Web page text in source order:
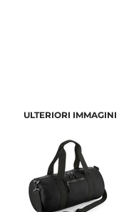
ULTERIORI IMMAGINI